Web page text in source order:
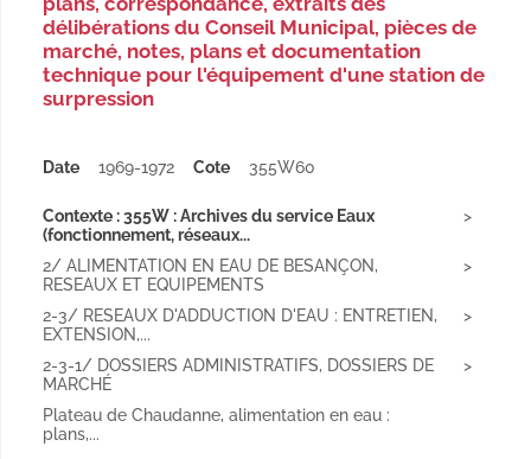
délibérations du Conseil Municipal, pièces de
marché, notes, plans et documentation
technique pour l'équipement d'une station de
surpression
Date 1969-1972 Cote 355W60
Contexte : 355W : Archives du service Eaux
(fonctionnement, réseaux...
2/ ALIMENTATION EN EAU DE BESANÇON,
RESEAUX ET EQUIPEMENTS
2-3/ RESEAUX D'ADDUCTION D'EAU : ENTRETIEN,
EXTENSION,...
2-3-1/ DOSSIERS ADMINISTRATIFS, DOSSIERS DE
MARCHÉ
Plateau de Chaudanne, alimentation en eau :
plans,...